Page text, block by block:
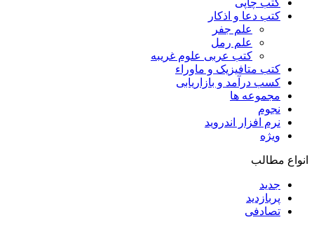
کتب چاپی
کتب دعا و اذکار
علم جفر
علم رمل
کتب عربی علوم غریبه
کتب متافیزیک و ماوراء
کسب درآمد و بازاریابی
مجموعه ها
نجوم
نرم افزار اندروید
ویژه
انواع مطالب
جدید
پربازدید
تصادفی